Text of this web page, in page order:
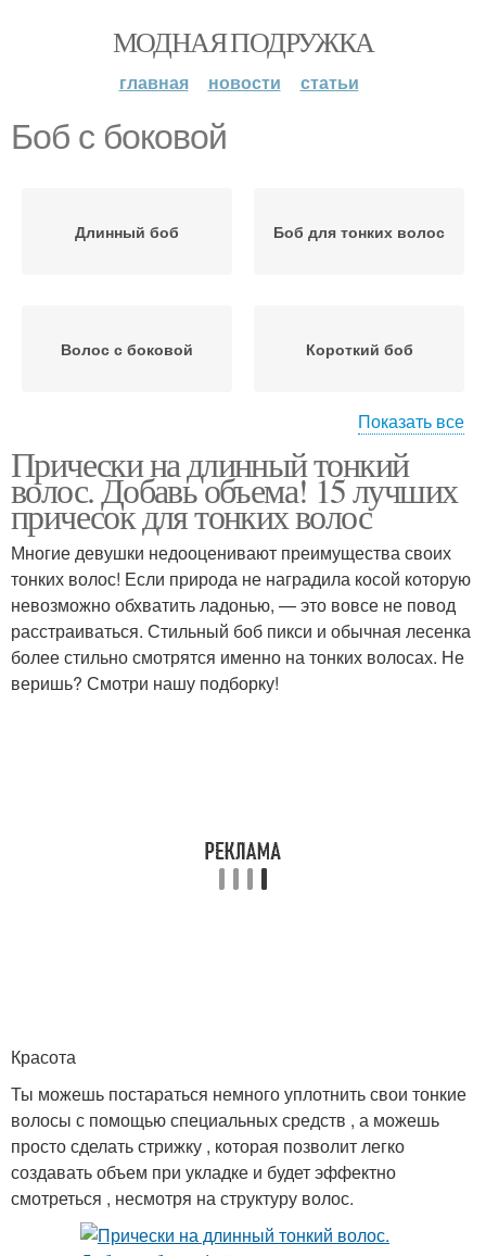
МОДНАЯ ПОДРУЖКА
главная новости статьи
Боб с боковой
Длинный боб Боб для тонких волос
Волос с боковой Короткий боб
Слоистый боб Острый боб
Объемный боб Ассиметричный боб
Показать все
Прически на длинный тонкий
волос. Добавь объема! 15 лучших
причесок для тонких волос
Многие девушки недооценивают преимущества своих
тонких волос! Если природа не наградила косой которую
невозможно обхватить ладонью, — это вовсе не повод
расстраиваться. Стильный боб пикси и обычная лесенка
более стильно смотрятся именно на тонких волосах. Не
веришь? Смотри нашу подборку!
Красота
Ты можешь постараться немного уплотнить свои тонкие
волосы с помощью специальных средств , а можешь
просто сделать стрижку , которая позволит легко
создавать объем при укладке и будет эффектно
смотреться , несмотря на структуру волос.